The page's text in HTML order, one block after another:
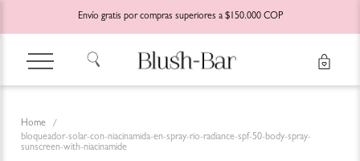
Envío gratis por compras superiores a $150.000 COP
bloqueador-solar-con-niacinamida-en-spray-rio-radiance-spf-50-body-spray-
sunscreen-with-niacinamide